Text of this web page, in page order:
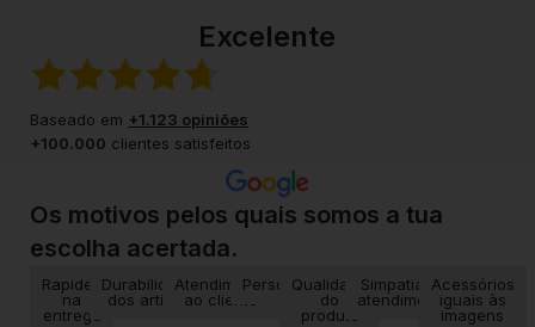
Excelente
Baseado em +1.123 opiniões
+100.000 clientes satisfeitos
Os motivos pelos quais somos a tua
escolha acertada.
Rapidez
na
entrega
Durabilidade
dos artigos
Atendimento
ao cliente
Personalização
Qualidade
do
produto
Simpatia no
atendimento
Acessórios
iguais às
imagens